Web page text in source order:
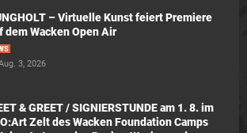
– Virtuelle Kunst feiert Premiere
dem Wacken Open Air
3, 2026
& GREET / SIGNIERSTUNDE am 1. 8. im
Zelt des Wacken Foundation Camps